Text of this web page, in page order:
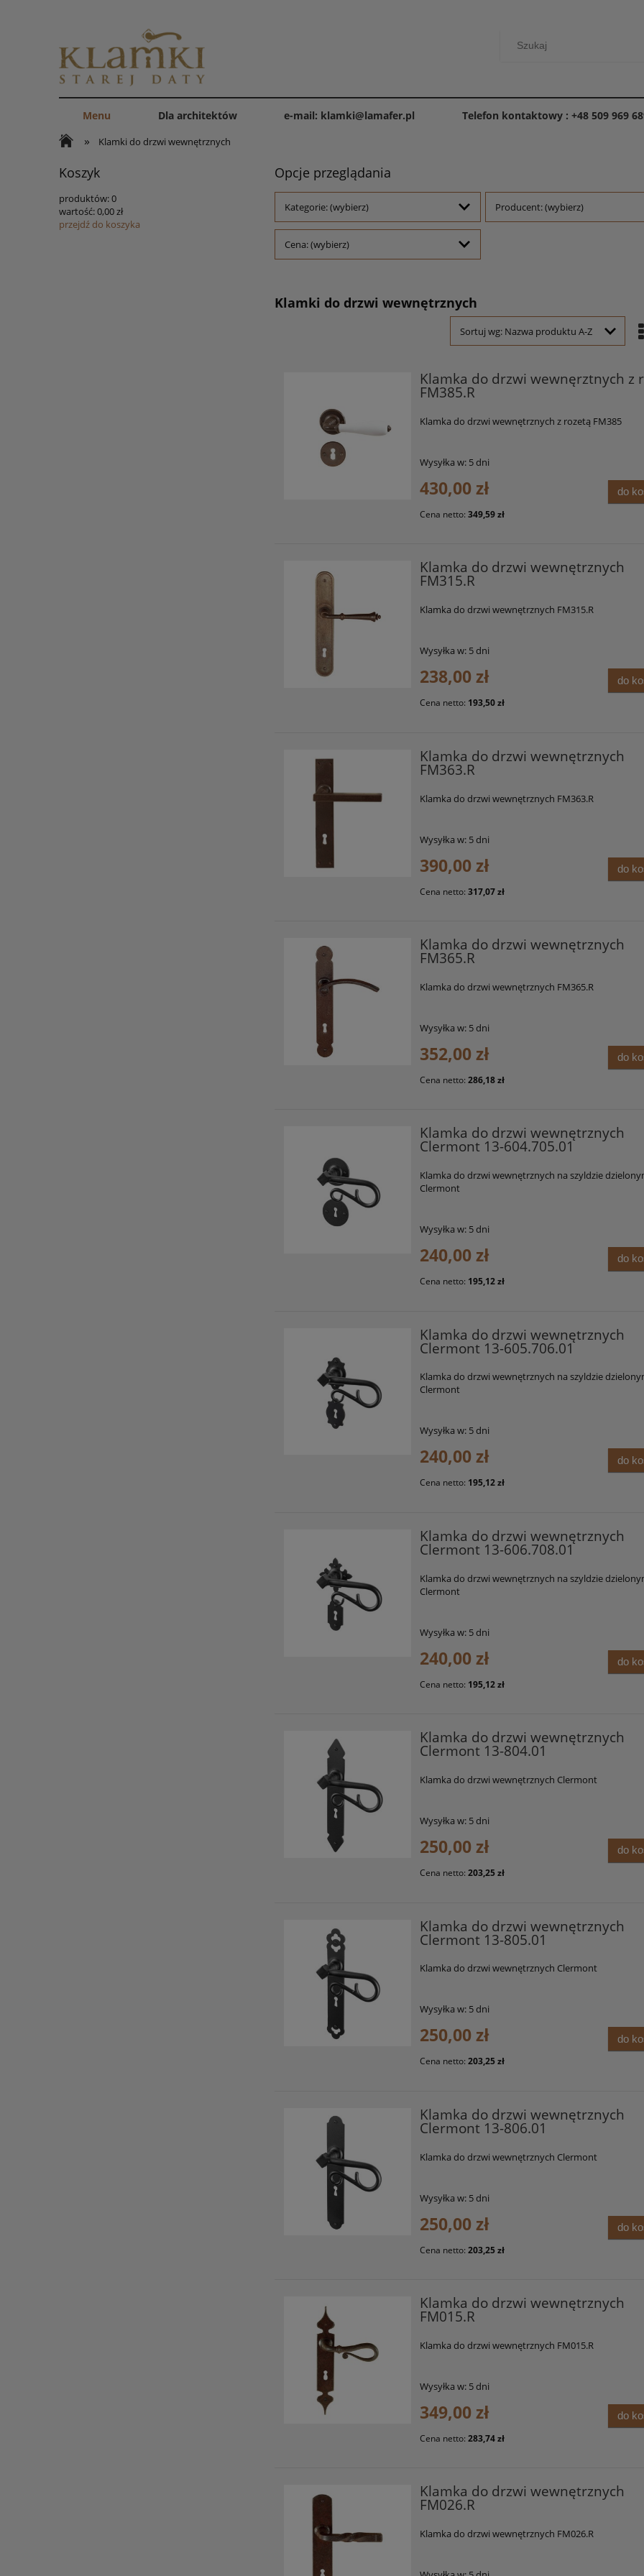
Menu Dla architektów e-mail: klamki@lamafer.pl Telefon kontaktowy : +48 509 969
» Klamki do drzwi wewnętrznych
Koszyk
produktów:0
wartość:0,00 zł
przejdź do koszyka
Opcje przeglądania
Kategorie: (wybierz) Producent: (wybierz)
Cena: (wybierz)
Klamki do drzwi wewnętrznych
Sortuj wg: Nazwa produktu A-Z
Klamka do drzwi wewnęrztnych z
FM385.R
Klamka do drzwi wewnętrznych z rozetą FM385
Wysyłka w: 5 dni
430,00 zł
Cena netto: 349,59 zł
do
Klamka do drzwi wewnętrznych
FM315.R
Klamka do drzwi wewnętrznych FM315.R
Wysyłka w: 5 dni
238,00 zł
Cena netto: 193,50 zł
do
Klamka do drzwi wewnętrznych
FM363.R
Klamka do drzwi wewnętrznych FM363.R
Wysyłka w: 5 dni
390,00 zł
Cena netto: 317,07 zł
do
Klamka do drzwi wewnętrznych
FM365.R
Klamka do drzwi wewnętrznych FM365.R
Wysyłka w: 5 dni
352,00 zł
Cena netto: 286,18 zł
do
Klamka do drzwi wewnętrznych
Clermont 13-604.705.01
Klamka do drzwi wewnętrznych na szyldzie
Clermont
Wysyłka w: 5 dni
240,00 zł
Cena netto: 195,12 zł
do
Klamka do drzwi wewnętrznych
Clermont 13-605.706.01
Klamka do drzwi wewnętrznych na szyldzie
Clermont
Wysyłka w: 5 dni
240,00 zł
Cena netto: 195,12 zł
do
Klamka do drzwi wewnętrznych
Clermont 13-606.708.01
Klamka do drzwi wewnętrznych na szyldzie
Clermont
Wysyłka w: 5 dni
240,00 zł
Cena netto: 195,12 zł
do
Klamka do drzwi wewnętrznych
Clermont 13-804.01
Klamka do drzwi wewnętrznych Clermont
Wysyłka w: 5 dni
250,00 zł
Cena netto: 203,25 zł
do
Klamka do drzwi wewnętrznych
Clermont 13-805.01
Klamka do drzwi wewnętrznych Clermont
Wysyłka w: 5 dni
250,00 zł
Cena netto: 203,25 zł
do
Klamka do drzwi wewnętrznych
Clermont 13-806.01
Klamka do drzwi wewnętrznych Clermont
Wysyłka w: 5 dni
250,00 zł
Cena netto: 203,25 zł
do
Klamka do drzwi wewnętrznych
FM015.R
Klamka do drzwi wewnętrznych FM015.R
Wysyłka w: 5 dni
349,00 zł
Cena netto: 283,74 zł
do
Klamka do drzwi wewnętrznych
FM026.R
Klamka do drzwi wewnętrznych FM026.R